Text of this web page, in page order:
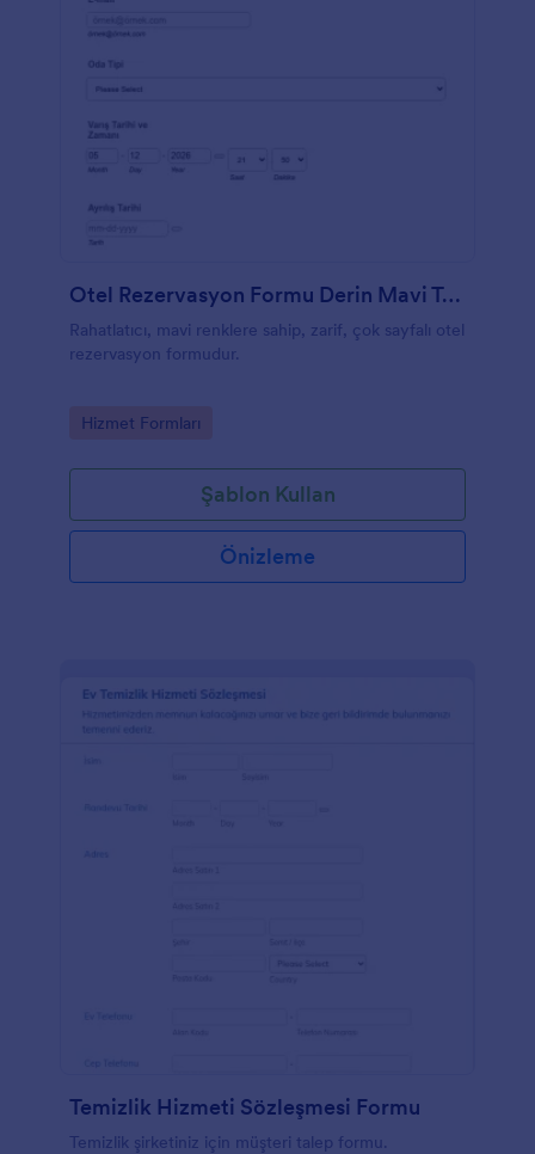
Otel Rezervasyon Formu Derin Mavi Tema
Rahatlatıcı, mavi renklere sahip, zarif, çok sayfalı otel
rezervasyon formudur.
Go to Category:
Hizmet Formları
Şablon Kullan
Önizleme
Temizlik Hizmeti Sözleşmesi Formu
Temizlik şirketiniz için müşteri talep formu.